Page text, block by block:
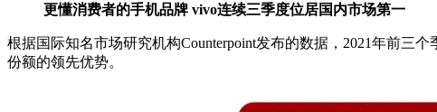
更懂消费者的手机品牌 vivo连续三季度位居国内市场第一
根据国际知名市场研究机构Counterpoint发布的数据，2021年前三
份额的领先优势。